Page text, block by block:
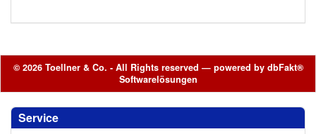
© 2026 Toellner & Co. - All Rights reserved — powered by dbFakt®
Softwarelösungen
Service